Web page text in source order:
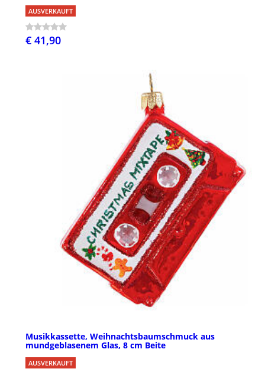
AUSVERKAUFT
€ 41,90
Musikkassette, Weihnachtsbaumschmuck aus
mundgeblasenem Glas, 8 cm Beite
AUSVERKAUFT